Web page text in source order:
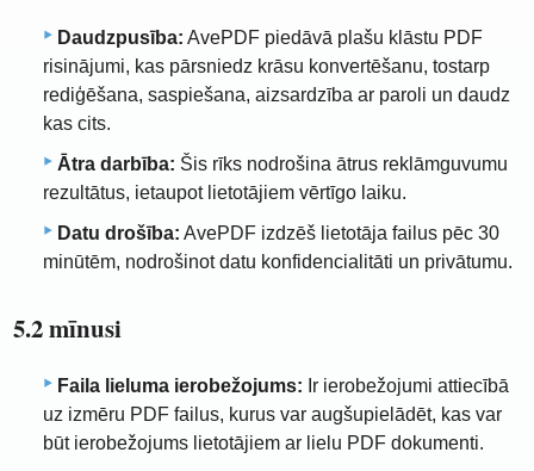
Daudzpusība: AvePDF piedāvā plašu klāstu PDF
risinājumi, kas pārsniedz krāsu konvertēšanu, tostarp
rediģēšana, saspiešana, aizsardzība ar paroli un daudz
kas cits.
Ātra darbība: Šis rīks nodrošina ātrus reklāmguvumu
rezultātus, ietaupot lietotājiem vērtīgo laiku.
Datu drošība: AvePDF izdzēš lietotāja failus pēc 30
minūtēm, nodrošinot datu konfidencialitāti un privātumu.
5.2 mīnusi
Faila lieluma ierobežojums: Ir ierobežojumi attiecībā
uz izmēru PDF failus, kurus var augšupielādēt, kas var
būt ierobežojums lietotājiem ar lielu PDF dokumenti.